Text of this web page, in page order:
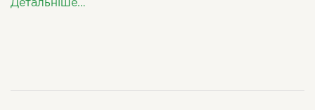
Детальніше…